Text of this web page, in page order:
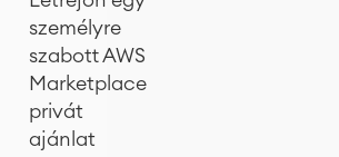
személyre
szabott AWS
Marketplace
privát
ajánlat